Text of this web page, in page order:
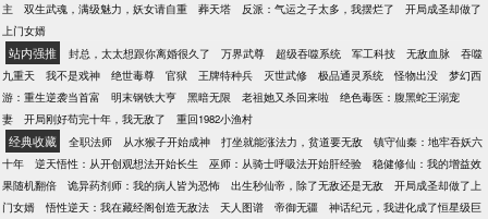
主
双生武魂，满级魅力，妖女请自重 葬天塔 反派：气运之子太多，我摆烂了
开局成圣却做了
上门女婿
站内强推 封总，太太想跟你离婚很久了 万界武尊 超级吞噬系统 军工科技 无敌血脉
吞噬
九重天
我不是戏神 绝世毒尊 官狱 王牌特种兵 灭世武修 极品通灵系统 怪物出没
梦幻西
游：重生逆袭当首富
明末钢铁大亨 黑暗无限 老祖她又杀回来啦
绝色毒医：腹黑蛇王溺宠
妻
开局刚好苟完十年，我无敌了 重回1982小渔村
经典收藏 全职法师 从水猴子开始成神 打坐就能涨法力，贫道要无敌
镇守仙秦：地牢吞妖六
十年
逆天悟性：从开创观想法开始长生 巫师：从骑士呼吸法开始肝经验
稳健修仙：我的增益效
果随机翻倍
诡异药剂师：我的病人皆为恐怖 出生秒仙帝，除了无敌还是无敌
开局成圣却做了上
门女婿
悟性逆天：我在藏经阁创造无敌法 天人图谱 帝御无疆
神话纪元，我进化成了恒星级巨